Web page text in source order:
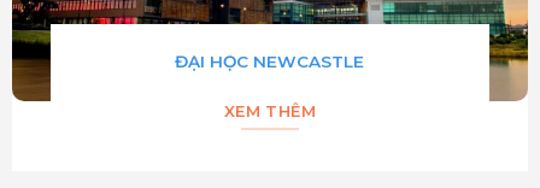
ĐẠI HỌC NEWCASTLE
XEM THÊM